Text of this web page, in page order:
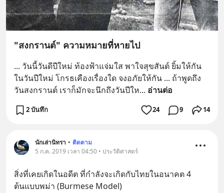
"สงกรานต์" ความหมายที่หายไป
... วันนี้วันดีปีใหม่ ท้องฟ้าแจ่มใส พาใจสุขสันต์ ยิ้มให้กัน
ในวันปีใหม่ โกรธเคืองเรื่องใด จงอภัยให้กัน ... ถ้าพูดถึง
วันสงกรานต์ เราก็มักจะนึกถึงวันปีให... อ่านต่อ
2 บันทึก 24 9 14
นักเล่านิทรา • ติดตาม
5 ก.ค. 2019 เวลา 04:50 • ประวัติศาสตร์
สิ่งที่เคยเกิดในอดีต ที่กำลังจะเกิดกับไทยในอนาคต 4
ต้นแบบพม่า (Burmese Model)